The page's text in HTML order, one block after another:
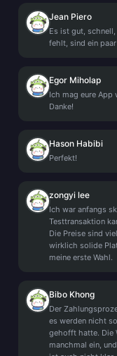
Jean Piero
Es ist gut,
fehlt, sind ein
Egor Miholap
Ich mag eure App
Danke!
Hason Habibi
Perfekt!
zongyi lee
Ich war anfangs
Testtransaktion
Die Preise sind
wirklich solide
meine erste Wahl.
Bibo Khong
Der
es werden nicht
gehofft hatte. Die
manchmal ein,